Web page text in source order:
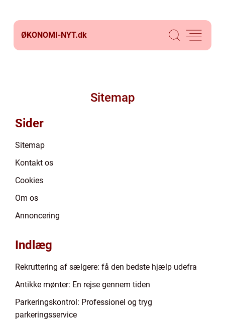
ØKONOMI-NYT.dk
Sitemap
Sider
Sitemap
Kontakt os
Cookies
Om os
Annoncering
Indlæg
Rekruttering af sælgere: få den bedste hjælp udefra
Antikke mønter: En rejse gennem tiden
Parkeringskontrol: Professionel og tryg
parkeringsservice